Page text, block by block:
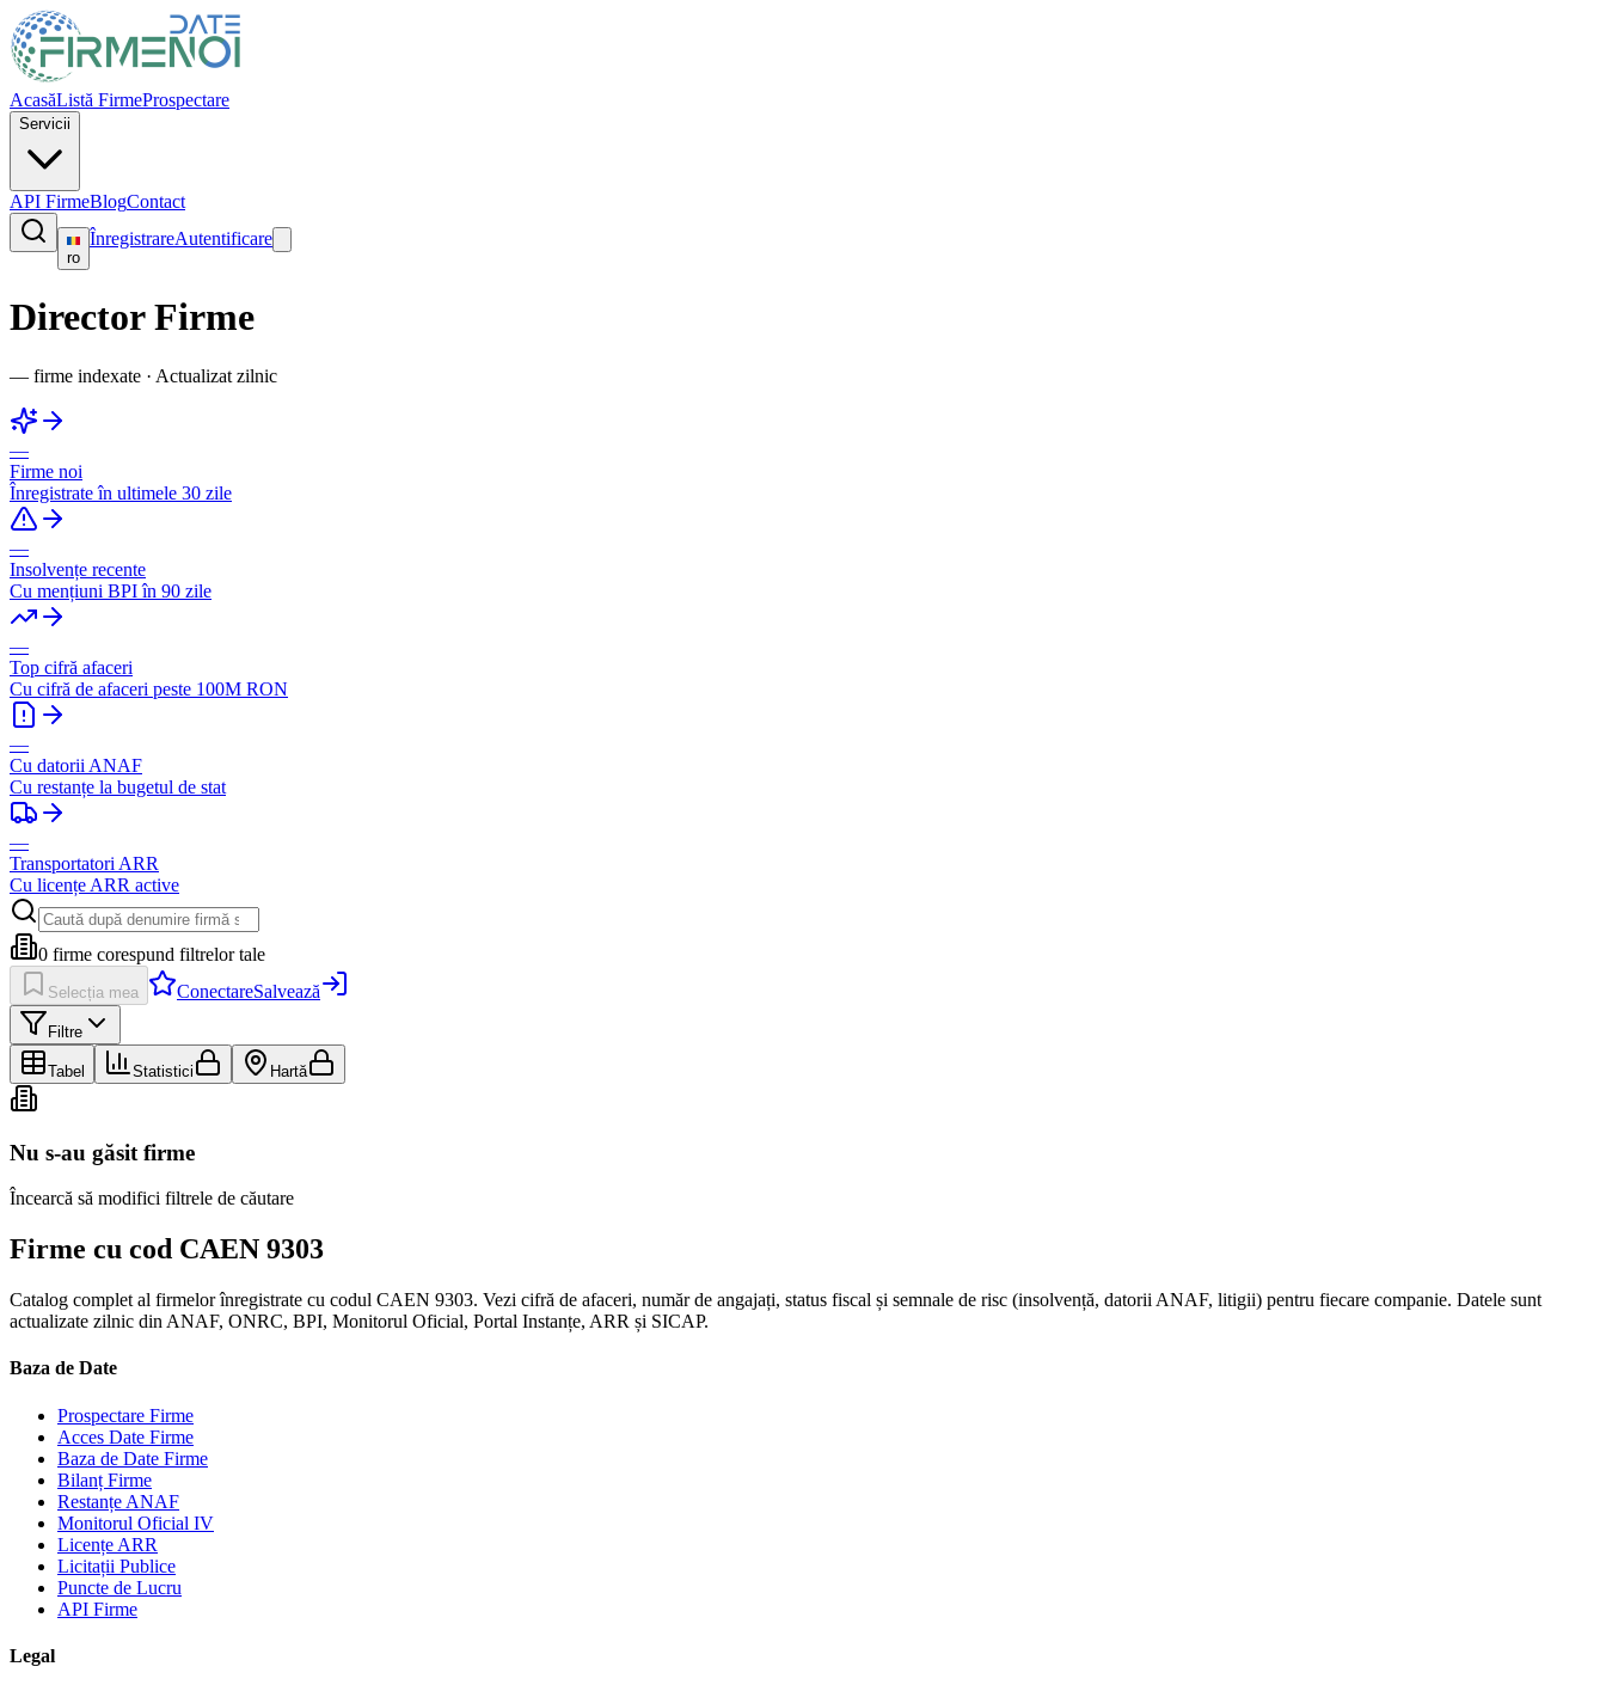
AcasăListă FirmeProspectare
Servicii
API FirmeBlogContact
ro
ÎnregistrareAutentificare
Director Firme
— firme indexate · Actualizat zilnic
—
Firme noi
Înregistrate în ultimele 30 zile
—
Insolvențe recente
Cu mențiuni BPI în 90 zile
—
Top cifră afaceri
Cu cifră de afaceri peste 100M RON
—
Cu datorii ANAF
Cu restanțe la bugetul de stat
—
Transportatori ARR
Cu licențe ARR active
0 firme corespund filtrelor tale
Selecția mea ConectareSalvează
Filtre
Tabel Statistici Hartă
Nu s-au găsit firme
Încearcă să modifici filtrele de căutare
Firme cu cod CAEN 9303
Catalog complet al firmelor înregistrate cu codul CAEN 9303. Vezi cifră de afaceri, număr de angajați, status fiscal și semnale de risc (insolvență, datorii ANAF, litigii) pentru fiecare companie. Datele sunt
actualizate zilnic din ANAF, ONRC, BPI, Monitorul Oficial, Portal Instanțe, ARR și SICAP.
Baza de Date
Prospectare Firme
Acces Date Firme
Baza de Date Firme
Bilanț Firme
Restanțe ANAF
Monitorul Oficial IV
Licențe ARR
Licitații Publice
Puncte de Lucru
API Firme
Legal